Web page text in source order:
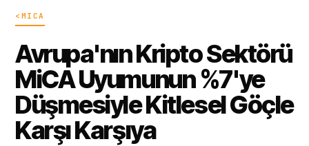
<MICA
Avrupa'nın Kripto Sektörü
MiCA Uyumunun %7'ye
Düşmesiyle Kitlesel Göçle
Karşı Karşıya